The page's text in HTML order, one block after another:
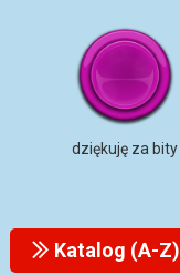
dziękuję za bity
Katalog (A-Z)